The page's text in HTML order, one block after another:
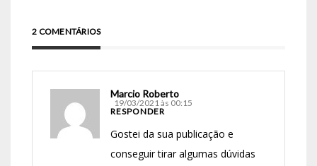
2 COMENTÁRIOS
Marcio Roberto
19/03/2021 às 00:15
RESPONDER
Gostei da sua publicação e
conseguir tirar algumas dúvidas